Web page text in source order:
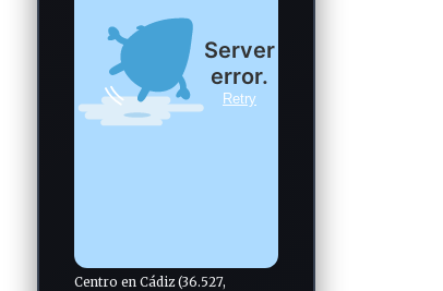
Centro en Cádiz (36.527,